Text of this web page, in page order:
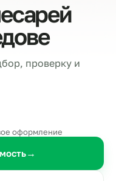
проверку и
оформление
→